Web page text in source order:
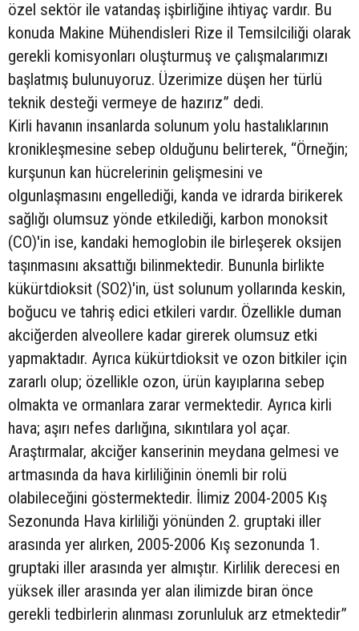
özel sektör ile vatandaş işbirliğine ihtiyaç vardır. Bu
konuda Makine Mühendisleri Rize il Temsilciliği olarak
gerekli komisyonları oluşturmuş ve çalışmalarımızı
başlatmış bulunuyoruz. Üzerimize düşen her türlü
teknik desteği vermeye de hazırız” dedi.
Kirli havanın insanlarda solunum yolu hastalıklarının
kronikleşmesine sebep olduğunu belirterek, “Örneğin;
kurşunun kan hücrelerinin gelişmesini ve
olgunlaşmasını engellediği, kanda ve idrarda birikerek
sağlığı olumsuz yönde etkilediği, karbon monoksit
(CO)'in ise, kandaki hemoglobin ile birleşerek oksijen
taşınmasını aksattığı bilinmektedir. Bununla birlikte
kükürtdioksit (SO2)'in, üst solunum yollarında keskin,
boğucu ve tahriş edici etkileri vardır. Özellikle duman
akciğerden alveollere kadar girerek olumsuz etki
yapmaktadır. Ayrıca kükürtdioksit ve ozon bitkiler için
zararlı olup; özellikle ozon, ürün kayıplarına sebep
olmakta ve ormanlara zarar vermektedir. Ayrıca kirli
hava; aşırı nefes darlığına, sıkıntılara yol açar.
Araştırmalar, akciğer kanserinin meydana gelmesi ve
artmasında da hava kirliliğinin önemli bir rolü
olabileceğini göstermektedir. İlimiz 2004-2005 Kış
Sezonunda Hava kirliliği yönünden 2. gruptaki iller
arasında yer alırken, 2005-2006 Kış sezonunda 1.
gruptaki iller arasında yer almıştır. Kirlilik derecesi en
yüksek iller arasında yer alan ilimizde biran önce
gerekli tedbirlerin alınması zorunluluk arz etmektedir”